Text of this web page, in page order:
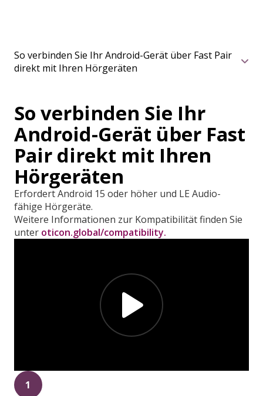
So verbinden Sie Ihr
Android-Gerät über Fast
Pair direkt mit Ihren
Hörgeräten
Erfordert Android 15 oder höher und LE Audio-
fähige Hörgeräte.
Weitere Informationen zur Kompatibilität finden Sie
unter oticon.global/compatibility.
1
So verbinden Sie Ihr Android-Gerät über Fast Pair
direkt mit Ihren Hörgeräten